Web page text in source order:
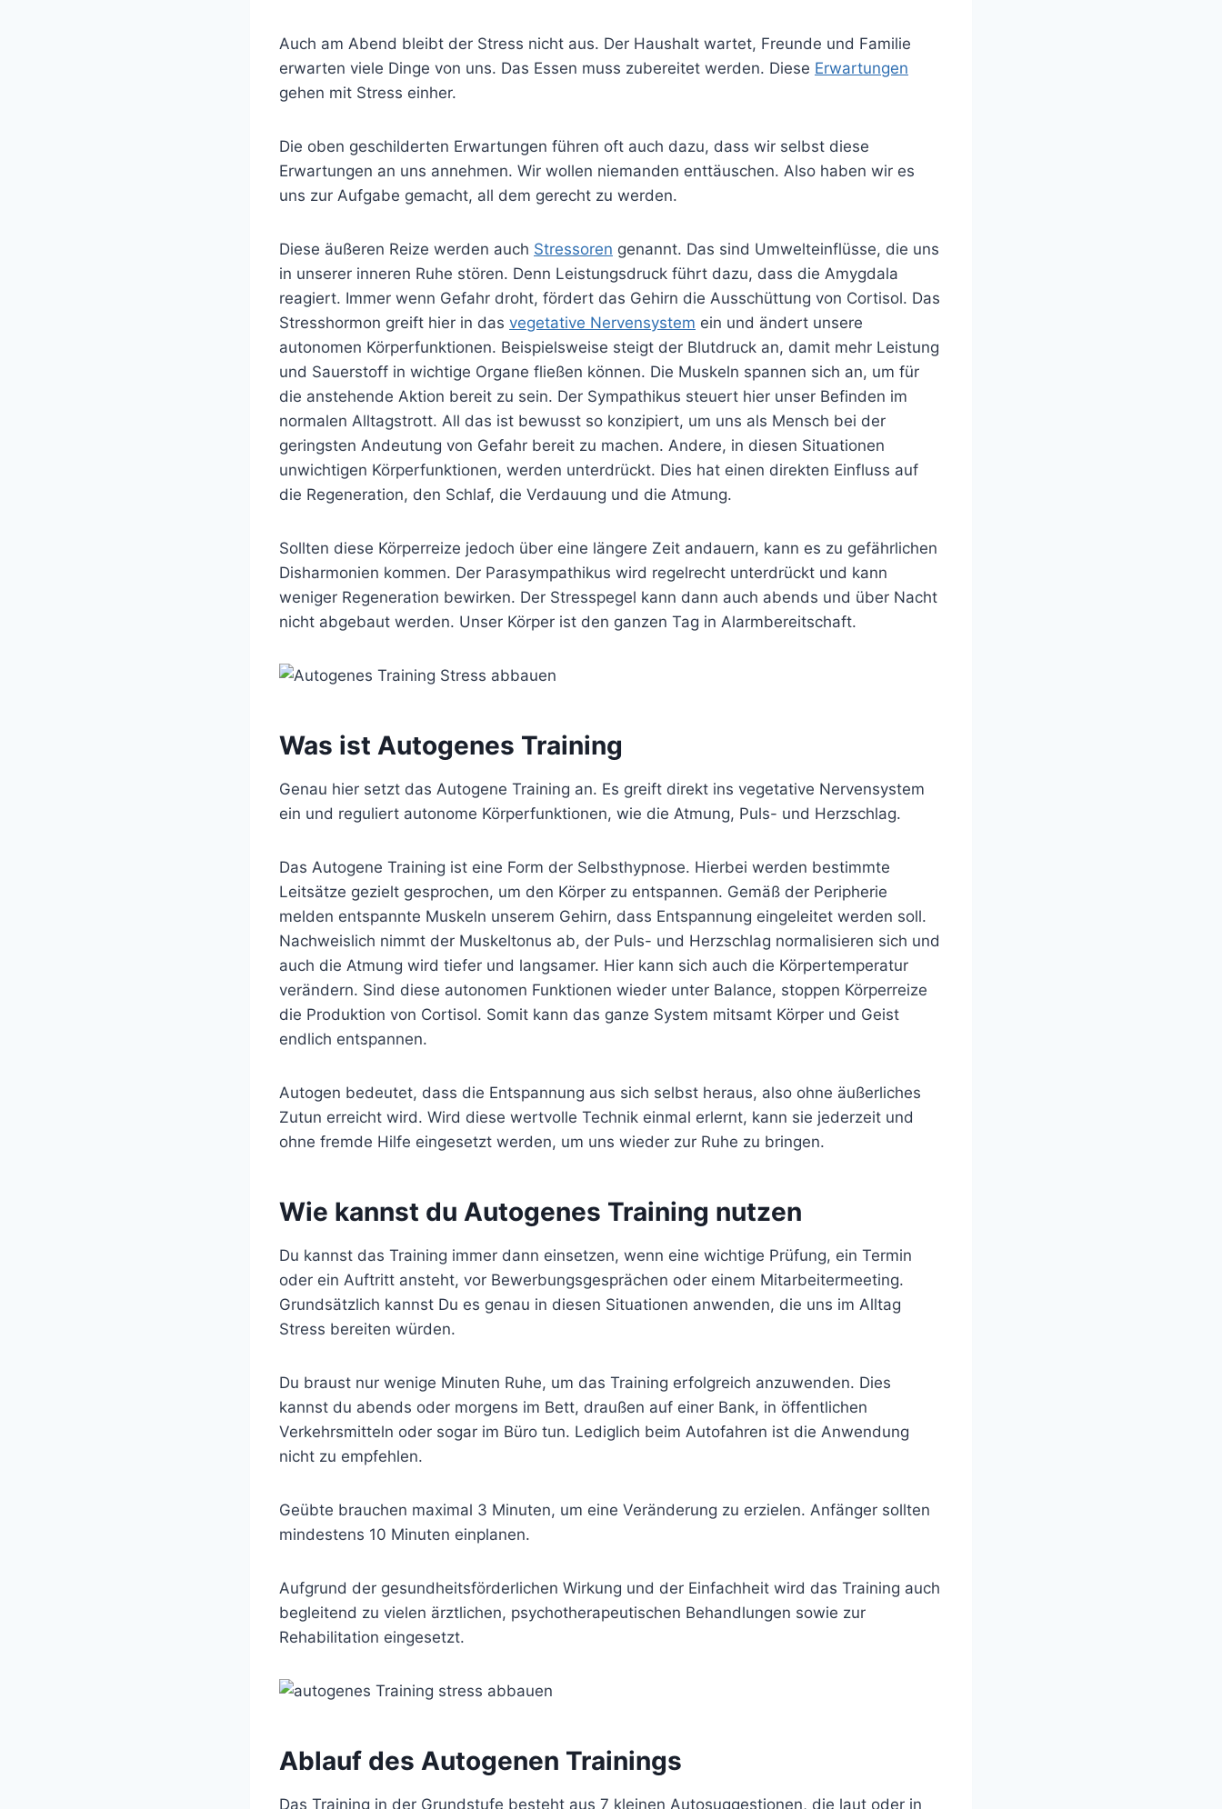
Auch am Abend bleibt der Stress nicht aus. Der Haushalt wartet, Freunde und Familie
erwarten viele Dinge von uns. Das Essen muss zubereitet werden. Diese Erwartungen
gehen mit Stress einher.
Die oben geschilderten Erwartungen führen oft auch dazu, dass wir selbst diese
Erwartungen an uns annehmen. Wir wollen niemanden enttäuschen. Also haben wir es
uns zur Aufgabe gemacht, all dem gerecht zu werden.
Diese äußeren Reize werden auch Stressoren genannt. Das sind Umwelteinflüsse, die uns
in unserer inneren Ruhe stören. Denn Leistungsdruck führt dazu, dass die Amygdala
reagiert. Immer wenn Gefahr droht, fördert das Gehirn die Ausschüttung von Cortisol. Das
Stresshormon greift hier in das vegetative Nervensystem ein und ändert unsere
autonomen Körperfunktionen. Beispielsweise steigt der Blutdruck an, damit mehr Leistung
und Sauerstoff in wichtige Organe fließen können. Die Muskeln spannen sich an, um für
die anstehende Aktion bereit zu sein. Der Sympathikus steuert hier unser Befinden im
normalen Alltagstrott. All das ist bewusst so konzipiert, um uns als Mensch bei der
geringsten Andeutung von Gefahr bereit zu machen. Andere, in diesen Situationen
unwichtigen Körperfunktionen, werden unterdrückt. Dies hat einen direkten Einfluss auf
die Regeneration, den Schlaf, die Verdauung und die Atmung.
Sollten diese Körperreize jedoch über eine längere Zeit andauern, kann es zu gefährlichen
Disharmonien kommen. Der Parasympathikus wird regelrecht unterdrückt und kann
weniger Regeneration bewirken. Der Stresspegel kann dann auch abends und über Nacht
nicht abgebaut werden. Unser Körper ist den ganzen Tag in Alarmbereitschaft.
Was ist Autogenes Training
Genau hier setzt das Autogene Training an. Es greift direkt ins vegetative Nervensystem
ein und reguliert autonome Körperfunktionen, wie die Atmung, Puls- und Herzschlag.
Das Autogene Training ist eine Form der Selbsthypnose. Hierbei werden bestimmte
Leitsätze gezielt gesprochen, um den Körper zu entspannen. Gemäß der Peripherie
melden entspannte Muskeln unserem Gehirn, dass Entspannung eingeleitet werden soll.
Nachweislich nimmt der Muskeltonus ab, der Puls- und Herzschlag normalisieren sich und
auch die Atmung wird tiefer und langsamer. Hier kann sich auch die Körpertemperatur
verändern. Sind diese autonomen Funktionen wieder unter Balance, stoppen Körperreize
die Produktion von Cortisol. Somit kann das ganze System mitsamt Körper und Geist
endlich entspannen.
Autogen bedeutet, dass die Entspannung aus sich selbst heraus, also ohne äußerliches
Zutun erreicht wird. Wird diese wertvolle Technik einmal erlernt, kann sie jederzeit und
ohne fremde Hilfe eingesetzt werden, um uns wieder zur Ruhe zu bringen.
Wie kannst du Autogenes Training nutzen
Du kannst das Training immer dann einsetzen, wenn eine wichtige Prüfung, ein Termin
oder ein Auftritt ansteht, vor Bewerbungsgesprächen oder einem Mitarbeitermeeting.
Grundsätzlich kannst Du es genau in diesen Situationen anwenden, die uns im Alltag
Stress bereiten würden.
Du braust nur wenige Minuten Ruhe, um das Training erfolgreich anzuwenden. Dies
kannst du abends oder morgens im Bett, draußen auf einer Bank, in öffentlichen
Verkehrsmitteln oder sogar im Büro tun. Lediglich beim Autofahren ist die Anwendung
nicht zu empfehlen.
Geübte brauchen maximal 3 Minuten, um eine Veränderung zu erzielen. Anfänger sollten
mindestens 10 Minuten einplanen.
Aufgrund der gesundheitsförderlichen Wirkung und der Einfachheit wird das Training auch
begleitend zu vielen ärztlichen, psychotherapeutischen Behandlungen sowie zur
Rehabilitation eingesetzt.
Ablauf des Autogenen Trainings
Das Training in der Grundstufe besteht aus 7 kleinen Autosuggestionen, die laut oder in